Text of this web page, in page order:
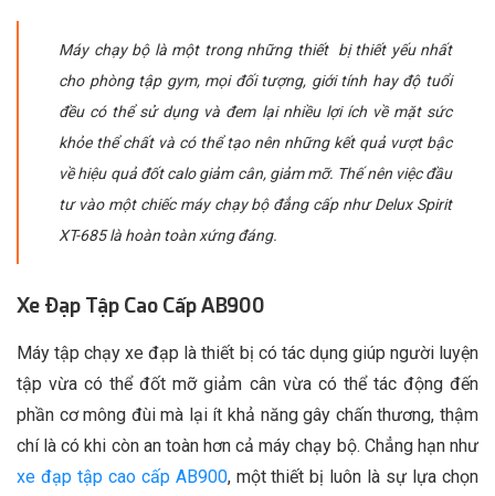
Máy chạy bộ là một trong những thiết bị thiết yếu nhất
cho phòng tập gym, mọi đối tượng, giới tính hay độ tuổi
đều có thể sử dụng và đem lại nhiều lợi ích về mặt sức
khỏe thể chất và có thể tạo nên những kết quả vượt bậc
về hiệu quả đốt calo giảm cân, giảm mỡ. Thế nên việc đầu
tư vào một chiếc máy chạy bộ đẳng cấp như Delux Spirit
XT-685 là hoàn toàn xứng đáng.
Xe Đạp Tập Cao Cấp AB900
Máy tập chạy xe đạp là thiết bị có tác dụng giúp người luyện
tập vừa có thể đốt mỡ giảm cân vừa có thể tác động đến
phần cơ mông đùi mà lại ít khả năng gây chấn thương, thậm
chí là có khi còn an toàn hơn cả máy chạy bộ. Chẳng hạn như
xe đạp tập cao cấp AB900, một thiết bị luôn là sự lựa chọn